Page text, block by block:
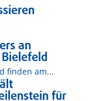
an
finden am...
für